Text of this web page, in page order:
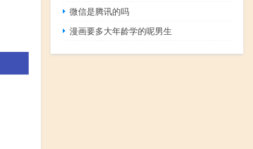
微信是腾讯的吗
漫画要多大年龄学的呢男生